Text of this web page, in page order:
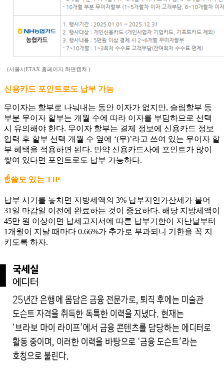
(서울시ETAX 홈페이지 화면캡쳐 )
신용카드 포인트로도 납부 가능
무이자는 할부로 나눠내는 동안 이자가 없지만, 슬림할부 등
부분 무이자 할부는 개월 수에 따라 이자를 부담하므로 선택
시 유의해야 한다. 무이자 할부는 결제 정보에 신용카드 정보
입력 후 할부 선택 개월 수 옆에 ‘(무)’라고 쓰여 있는 무이자 할
부 혜택을 적용하면 된다. 만약 신용카드사에 포인트가 많이
쌓여 있다면 포인트로도 납부 가능하다.
☝️쓸모 있는 TIP
납부 시기를 놓치면 지방세액의 3% 납부지연가산세가 붙어
31일 마감일 이전에 완료하는 것이 중요하다. 해당 지방세액이
45만 원 이상이면 납세고지서에 따른 납부기한이 지난날부터
1개월이 지날 때마다 0.66%가 추가로 부과되니 기한을 꼭 지
키도록 하자.